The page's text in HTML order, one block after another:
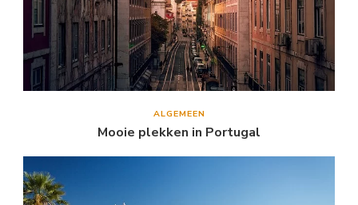
ALGEMEEN
Mooie plekken in Portugal